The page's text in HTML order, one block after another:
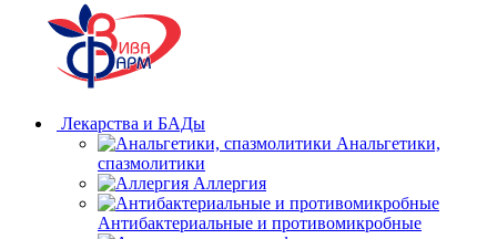
Лекарства и БАДы
Анальгетики,
спазмолитики
Аллергия
Антибактериальные и противомикробные